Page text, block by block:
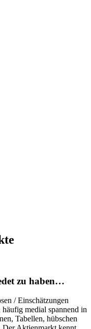
zu haben…
/ Einschätzungen
häufig medial spannend in
Tabellen, hübschen